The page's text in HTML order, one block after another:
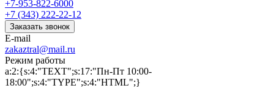
+7-953-822-6000
+7 (343) 222-22-12
Заказать звонок
E-mail
zakaztral@mail.ru
Режим работы
a:2:{s:4:"TEXT";s:17:"Пн-Пт 10:00-
18:00";s:4:"TYPE";s:4:"HTML";}